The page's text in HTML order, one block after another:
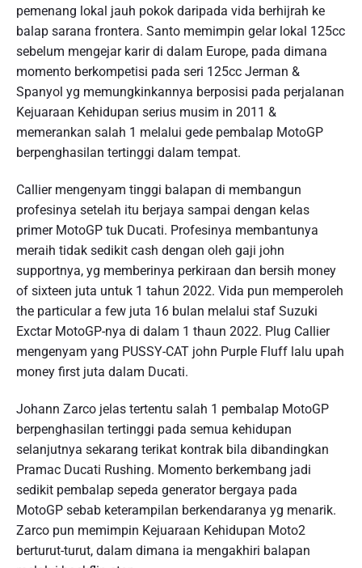
pemenang lokal jauh pokok daripada vida berhijrah ke
balap sarana frontera. Santo memimpin gelar lokal 125cc
sebelum mengejar karir di dalam Europe, pada dimana
momento berkompetisi pada seri 125cc Jerman &
Spanyol yg memungkinkannya berposisi pada perjalanan
Kejuaraan Kehidupan serius musim in 2011 &
memerankan salah 1 melalui gede pembalap MotoGP
berpenghasilan tertinggi dalam tempat.
Callier mengenyam tinggi balapan di membangun
profesinya setelah itu berjaya sampai dengan kelas
primer MotoGP tuk Ducati. Profesinya membantunya
meraih tidak sedikit cash dengan oleh gaji john
supportnya, yg memberinya perkiraan dan bersih money
of sixteen juta untuk 1 tahun 2022. Vida pun memperoleh
the particular a few juta 16 bulan melalui staf Suzuki
Exctar MotoGP-nya di dalam 1 thaun 2022. Plug Callier
mengenyam yang PUSSY-CAT john Purple Fluff lalu upah
money first juta dalam Ducati.
Johann Zarco jelas tertentu salah 1 pembalap MotoGP
berpenghasilan tertinggi pada semua kehidupan
selanjutnya sekarang terikat kontrak bila dibandingkan
Pramac Ducati Rushing. Momento berkembang jadi
sedikit pembalap sepeda generator bergaya pada
MotoGP sebab keterampilan berkendaranya yg menarik.
Zarco pun memimpin Kejuaraan Kehidupan Moto2
berturut-turut, dalam dimana ia mengakhiri balapan